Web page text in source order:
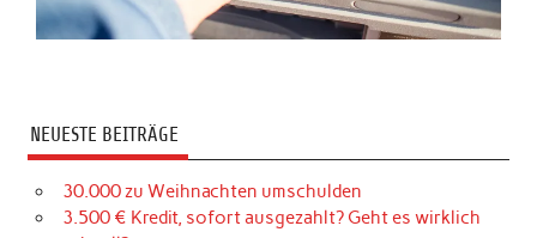
NEUESTE BEITRÄGE
30.000 zu Weihnachten umschulden
3.500 € Kredit, sofort ausgezahlt? Geht es wirklich